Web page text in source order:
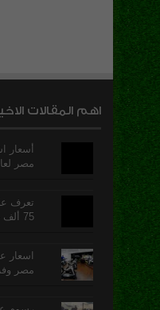
اهم المقالات
أسعار
مصر لعام
تعرف
75 ألف جنية واسعار التجديد السنوى
اسعار
مصر